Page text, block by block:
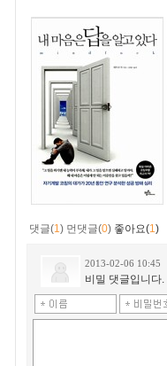
댓글(1) 먼댓글(0) 좋아요(1)
2013-02-06 10:45
비밀 댓글입니다.